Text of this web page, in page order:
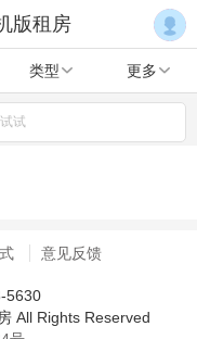
版租房
类型 更多
试
意见反馈
5630
All Rights Reserved